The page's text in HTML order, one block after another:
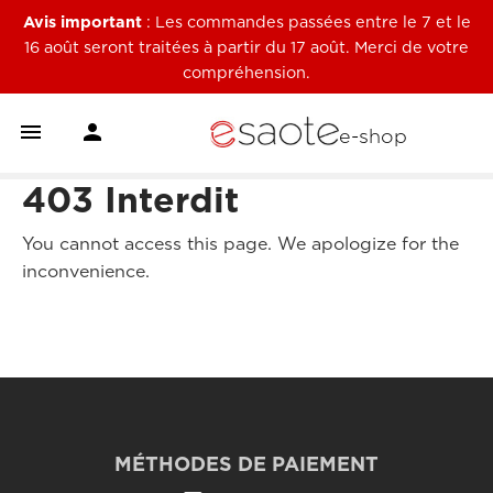
Avis important: Les commandes passées entre le 7 et le
16 août seront traitées à partir du 17 août. Merci de votre
compréhension.
  e-shop
403 Interdit
You cannot access this page. We apologize for the
inconvenience.
MÉTHODES DE PAIEMENT